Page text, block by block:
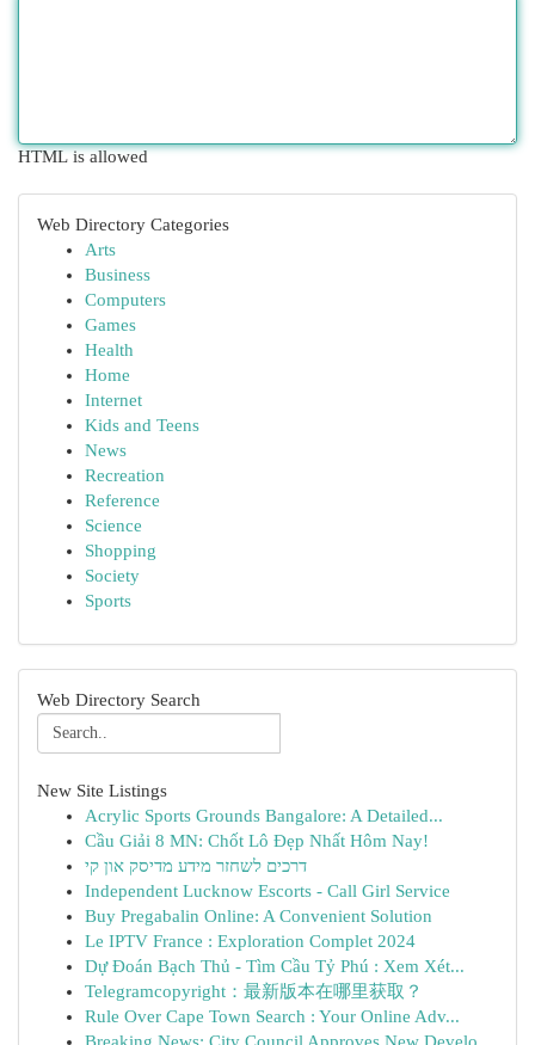
HTML is allowed
Web Directory Categories
Arts
Business
Computers
Games
Health
Home
Internet
Kids and Teens
News
Recreation
Reference
Science
Shopping
Society
Sports
Web Directory Search
New Site Listings
Acrylic Sports Grounds Bangalore: A Detailed...
Cầu Giải 8 MN: Chốt Lô Đẹp Nhất Hôm Nay!
דרכים לשחזר מידע מדיסק און קי
Independent Lucknow Escorts - Call Girl Service
Buy Pregabalin Online: A Convenient Solution
Le IPTV France : Exploration Complet 2024
Dự Đoán Bạch Thủ - Tìm Cầu Tỷ Phú : Xem Xét...
Telegramcopyright：最新版本在哪里获取？
Rule Over Cape Town Search : Your Online Adv...